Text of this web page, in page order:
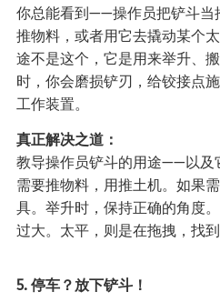
你总能看到——操作员把铲斗当
推物料，或者用它去撬动某个
途不是这个，它是用来举升、
时，你会磨损铲刃，给铰接点
工作装置。
真正解决之道：
教导操作员铲斗的用途——以及
需要推物料，用推土机。如果
具。举升时，保持正确的角度
过大。太平，则是在拖拽，找
5. 停车？放下铲斗！